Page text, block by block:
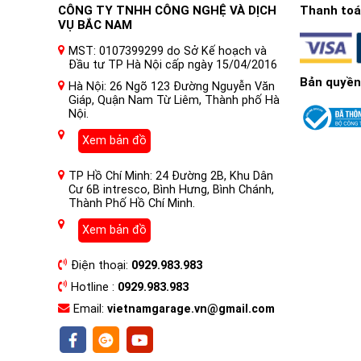
2. Loa ô tô là gì?
Loa ô tô chính là thiết bị phát ra âm thanh được gắn
3. Cấu tạo của Loa ô tô
Loa ô tô có cấu tạo khá đơn giản nhưng rất quan
Màng loa (Cone): Đây là phần chính của loa giúp tạo
hiệu điện đến, tạo ra sóng âm.
CÔNG TY TNHH CÔNG NGHỆ VÀ DỊCH
VỤ BẮC NAM
MST: 0107399299 do Sở Kế hoạch và
Đầu tư TP Hà Nội cấp ngày 15/04/2016
Hà Nội: 26 Ngõ 123 Đường Nguyễn Văn
Giáp, Quận Nam Từ Liêm, Thành phố Hà
Nội.
Xem bản đồ
TP Hồ Chí Minh: 24 Đường 2B, Khu Dân
Cư 6B intresco, Bình Hưng, Bình Chánh,
Thành Phố Hồ Chí Minh.
Xem bản đồ
Điện thoại: 0929.983.983
Hotline : 0929.983.983
Email: vietnamgarage.vn@gmail.com
Thanh
Bản